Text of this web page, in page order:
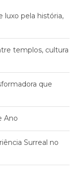
luxo pela história,
templos, cultura
que
Ano
Surreal no